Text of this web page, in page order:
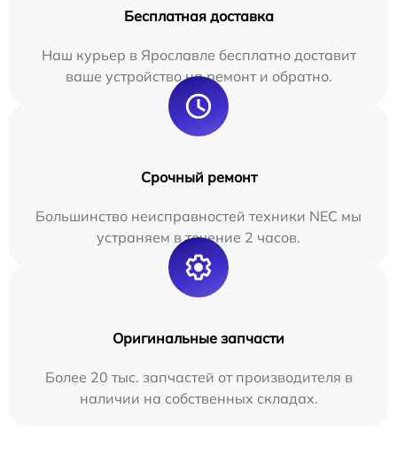
Бесплатная доставка
Наш курьер в Ярославле бесплатно доставит
ваше устройство на ремонт и обратно.
Срочный ремонт
Большинство неисправностей техники NEC мы
устраняем в течение 2 часов.
Оригинальные запчасти
Более 20 тыс. запчастей от производителя в
наличии на собственных складах.